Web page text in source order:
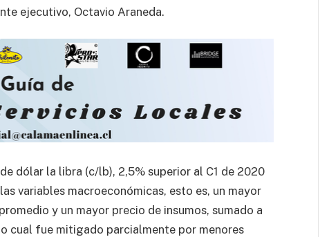
ejecutivo, Octavio Araneda.
dólar la libra (c/lb), 2,5% superior al C1 de 2020
variables macroeconómicas, esto es, un mayor
y un mayor precio de insumos, sumado a
cual fue mitigado parcialmente por menores